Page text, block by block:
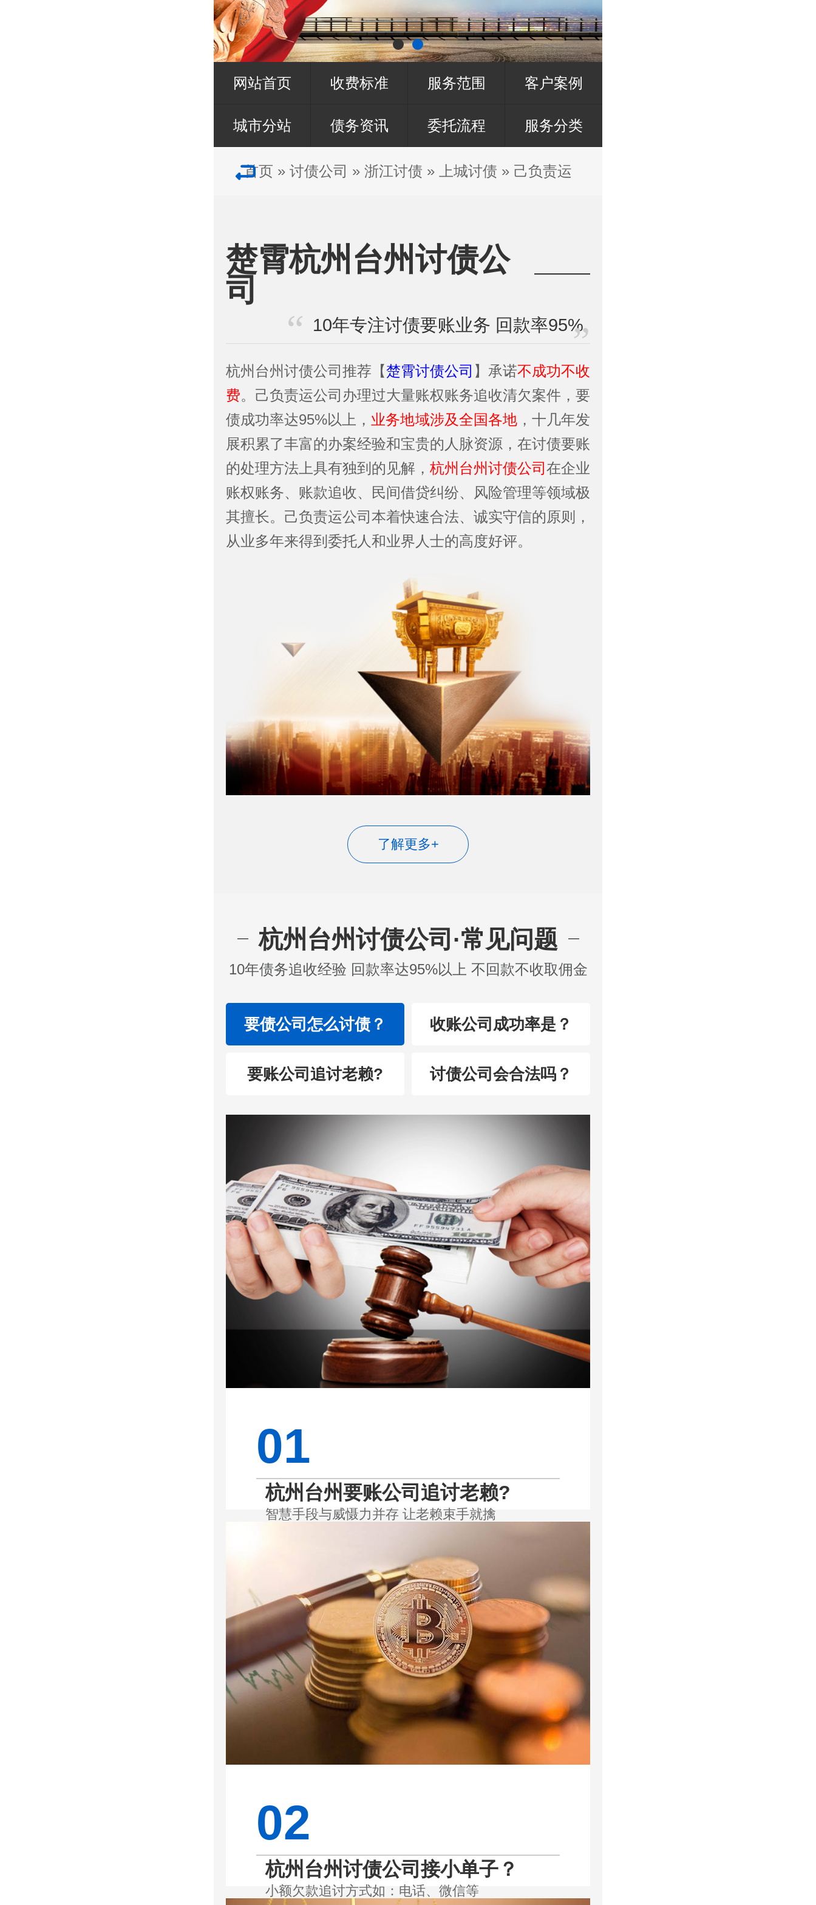
网站首页 收费标准 服务范围 客户案例
城市分站 债务资讯 委托流程 服务分类
首页 » 讨债公司 » 浙江讨债 » 上城讨债 » 己负责运
楚霄杭州台州讨债公
司
10年专注讨债要账业务 回款率95%
杭州台州讨债公司 推荐【楚霄讨债公司 】承诺不成功不收
费。己负责运公司办理过大量账权账务追收清欠案件，要
债成功率达95%以上， 业务地域涉及全国各地，十几年发
展积累了丰富的办案经验和宝贵的人脉资源，在讨债要账
的处理方法上具有独到的见解， 杭州台州讨债公司在企业
账权账务、账款追收、民间借贷纠纷、风险管理等领域极
其擅长。己负责运公司本着快速合法、诚实守信的原则，
从业多年来得到委托人和业界人士的高度好评。
了解更多+
杭州台州讨债公司·常见问题
10年债务追收经验 回款率达95%以上 不回款不收取佣金
要债公司怎么讨债？ 收账公司成功率是？
要账公司追讨老赖? 讨债公司会合法吗？
01
杭州台州要账公司追讨老赖?
智慧手段与威慑力并存 让老赖束手就擒
02
杭州台州讨债公司接小单子？
小额欠款追讨方式如：电话、微信等